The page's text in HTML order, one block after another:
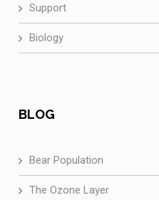
Support
Biology
BLOG
Bear Population
The Ozone Layer